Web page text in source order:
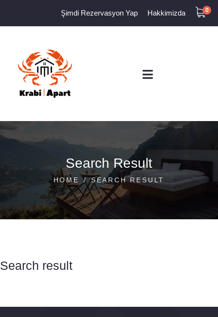
Şimdi Rezervasyon Yap Hakkimizda 0
Search Result
HOME SEARCH RESULT
Search result